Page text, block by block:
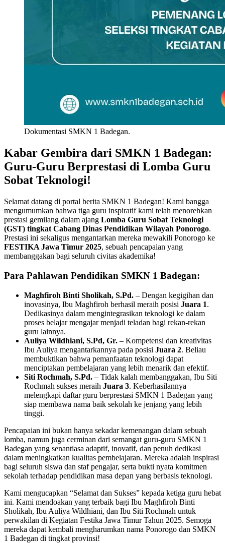
Dokumentasi SMKN 1 Badegan.
Kabar Gembira dari SMKN 1 Badegan:
Guru-Guru Berprestasi di Lomba Guru
Sobat Teknologi!
Selamat datang di portal berita SMKN 1 Badegan! Kami bangga
mengumumkan bahwa tiga guru inspiratif kami telah menorehkan
prestasi gemilang dalam ajang Lomba Guru Sobat Teknologi
(GST) tingkat Cabang Dinas Pendidikan Wilayah Ponorogo.
Prestasi ini sekaligus mengantarkan mereka mewakili Ponorogo ke
FESTIKA Jawa Timur 2025, sebuah pencapaian yang
membanggakan bagi seluruh civitas akademika!
Para Pahlawan Pendidikan SMKN 1 Badegan:
Maghfiroh Binti Sholikah, S.Pd. – Dengan kegigihan dan
inovasinya, Ibu Maghfiroh berhasil meraih posisi Juara 1.
Dedikasinya dalam mengintegrasikan teknologi ke dalam
proses belajar mengajar menjadi teladan bagi rekan-rekan
guru lainnya.
Auliya Wildhiani, S.Pd, Gr. – Kompetensi dan kreativitas
Ibu Auliya mengantarkannya pada posisi Juara 2. Beliau
membuktikan bahwa pemanfaatan teknologi dapat
menciptakan pembelajaran yang lebih menarik dan efektif.
Siti Rochmah, S.Pd. – Tidak kalah membanggakan, Ibu Siti
Rochmah sukses meraih Juara 3. Keberhasilannya
melengkapi daftar guru berprestasi SMKN 1 Badegan yang
siap membawa nama baik sekolah ke jenjang yang lebih
tinggi.
Pencapaian ini bukan hanya sekadar kemenangan dalam sebuah
lomba, namun juga cerminan dari semangat guru-guru SMKN 1
Badegan yang senantiasa adaptif, inovatif, dan penuh dedikasi
dalam meningkatkan kualitas pembelajaran. Mereka adalah inspirasi
bagi seluruh siswa dan staf pengajar, serta bukti nyata komitmen
sekolah terhadap pendidikan masa depan yang berbasis teknologi.
Kami mengucapkan “Selamat dan Sukses” kepada ketiga guru hebat
ini. Kami mendoakan yang terbaik bagi Ibu Maghfiroh Binti
Sholikah, Ibu Auliya Wildhiani, dan Ibu Siti Rochmah untuk
perwakilan di Kegiatan Festika Jawa Timur Tahun 2025. Semoga
mereka dapat kembali mengharumkan nama Ponorogo dan SMKN
1 Badegan di tingkat provinsi!